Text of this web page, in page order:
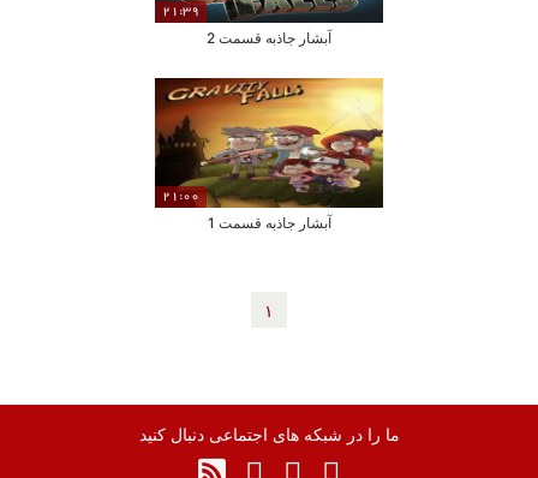
21:39
آبشار جاذبه قسمت 2
21:00
آبشار جاذبه قسمت 1
١
ما را در شبکه های اجتماعی دنبال کنید